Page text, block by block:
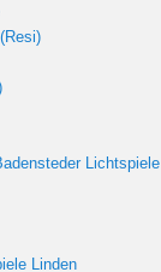
Lichtspiele
Linden